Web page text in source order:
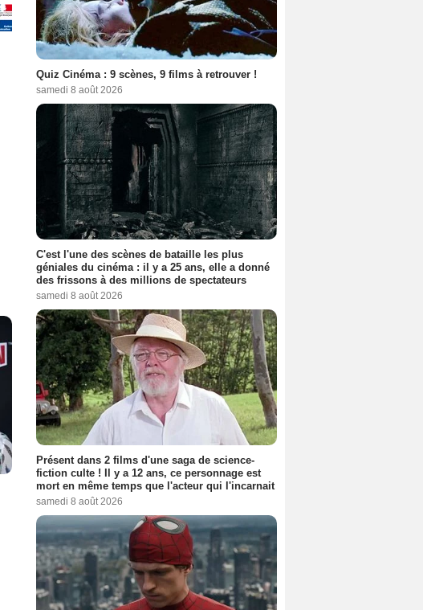
Quiz Cinéma : 9 scènes, 9 films à retrouver !
samedi 8 août 2026
C'est l'une des scènes de bataille les plus
géniales du cinéma : il y a 25 ans, elle a donné
des frissons à des millions de spectateurs
samedi 8 août 2026
Présent dans 2 films d'une saga de science-
fiction culte ! Il y a 12 ans, ce personnage est
mort en même temps que l'acteur qui l'incarnait
samedi 8 août 2026